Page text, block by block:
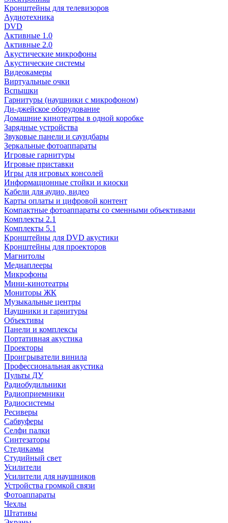
Кронштейны для телевизоров
Аудиотехника
DVD
Активные 1.0
Активные 2.0
Акустические микрофоны
Акустические системы
Видеокамеры
Виртуальные очки
Вспышки
Гарнитуры (наушники с микрофоном)
Ди-джейское оборудование
Домашние кинотеатры в одной коробке
Зарядные устройства
Звуковые панели и саундбары
Зеркальные фотоаппараты
Игровые гарнитуры
Игровые приставки
Игры для игровых консолей
Информационные стойки и киоски
Кабели для аудио, видео
Карты оплаты и цифровой контент
Компактные фотоаппараты со сменными объективами
Комплекты 2.1
Комплекты 5.1
Кронштейны для DVD акустики
Кронштейны для проекторов
Магнитолы
Медиаплееры
Микрофоны
Мини-кинотеатры
Мониторы ЖК
Музыкальные центры
Наушники и гарнитуры
Объективы
Панели и комплексы
Портативная акустика
Проекторы
Проигрыватели винила
Профессиональная акустика
Пульты ДУ
Радиобудильники
Радиоприемники
Радиосистемы
Ресиверы
Сабвуферы
Селфи палки
Синтезаторы
Стедикамы
Студийный свет
Усилители
Усилители для наушников
Устройства громкой связи
Фотоаппараты
Чехлы
Штативы